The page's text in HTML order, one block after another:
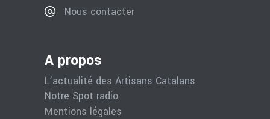
Nous contacter
A propos
L’actualité des Artisans Catalans
Notre Spot radio
Mentions légales